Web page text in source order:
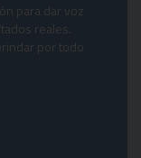
para dar voz
reales.
por todo